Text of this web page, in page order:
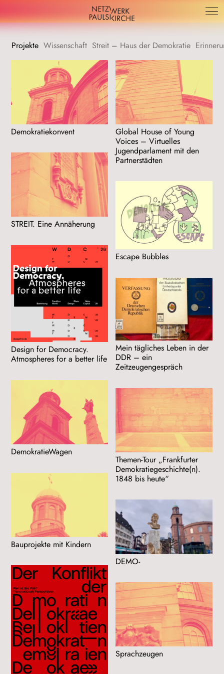
Projekte Wissenschaft Streit – Haus der Demokratie
Demokratiekonvent
Global House of Young
Voices – Virtuelles
Jugendparlament mit den
Partnerstädten
STREIT. Eine Annäherung
Escape Bubbles
Design for Democracy.
Atmospheres for a better life
Mein tägliches Leben in der
DDR – ein
Zeitzeugengespräch
DemokratieWagen
Themen-Tour „Frankfurter
Demokratiegeschichte(n).
1848 bis heute“
Bauprojekte mit Kindern
DEMO-
Sprachzeugen